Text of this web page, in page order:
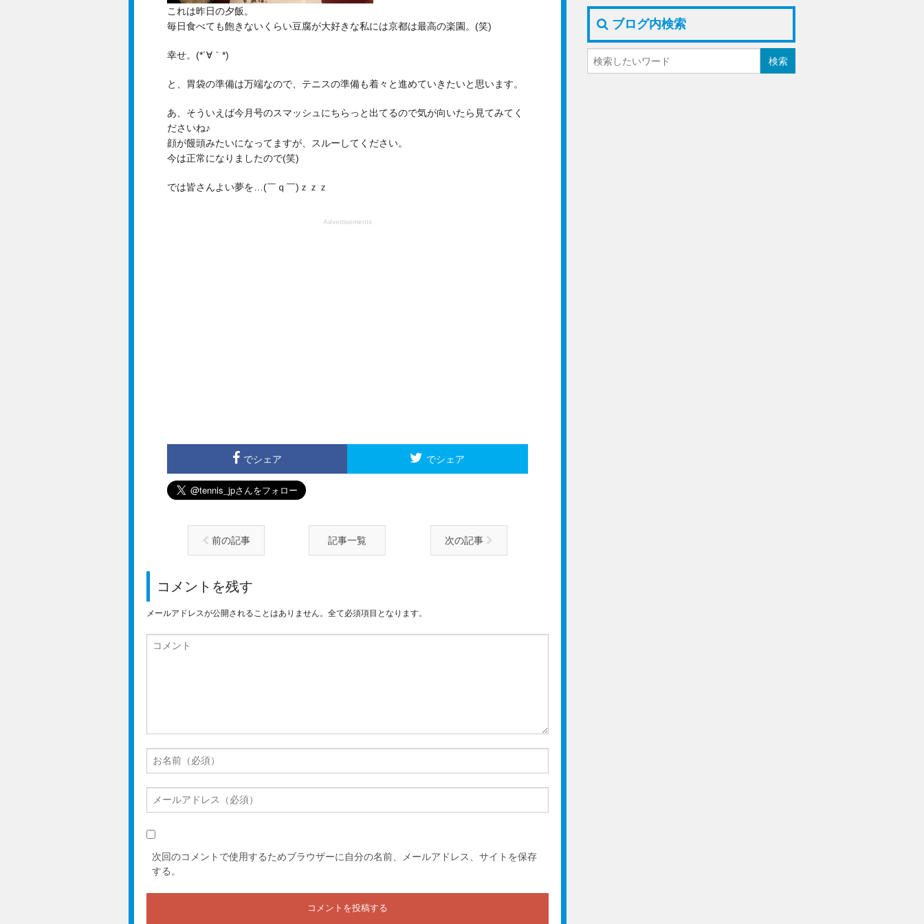
これは昨日の夕飯。
毎日食べても飽きないくらい豆腐が大好きな私には京都は最高の楽園。(笑)
幸せ。(*´∀｀*)
と、胃袋の準備は万端なので、テニスの準備も着々と進めていきたいと思います。
あ、そういえば今月号のスマッシュにちらっと出てるので気が向いたら見てみてく
ださいね♪
顔が饅頭みたいになってますが、スルーしてください。
今は正常になりましたので(笑)
では皆さんよい夢を…(￣ｑ￣)ｚｚｚ
Advertisements
でシェア でシェア
前の記事 記事一覧 次の記事
コメントを残す
メールアドレスが公開されることはありません。全て必須項目となります。
次回のコメントで使用するためブラウザーに自分の名前、メールアドレス、サイトを保存
する。
ブログ内検索